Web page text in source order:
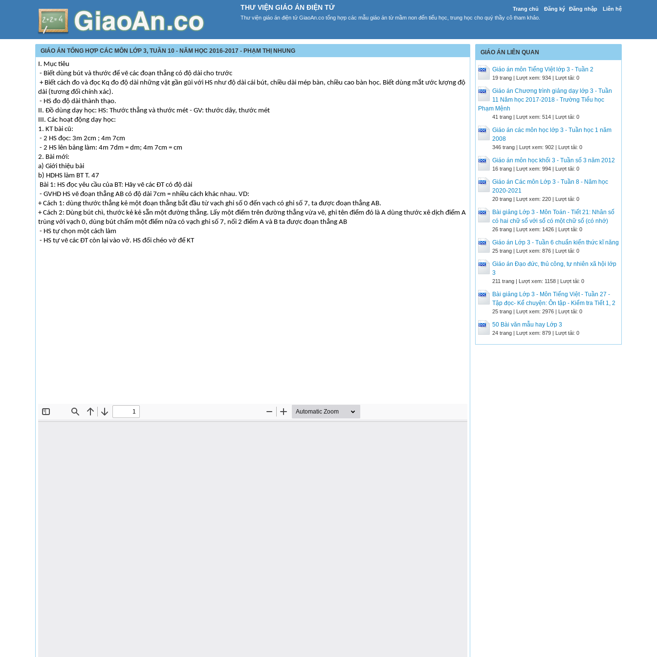
Trang chủ Đăng ký Đăng nhập Liên hệ
THƯ VIỆN GIÁO ÁN ĐIỆN TỬ
Thư viện giáo án điện tử GiaoAn.co tổng hợp các mẫu giáo án từ mầm non đến tiểu học, trung học cho quý thầy cô tham khảo.
GIÁO ÁN TỔNG HỢP CÁC MÔN LỚP 3, TUẦN 10 - NĂM HỌC 2016-2017 - PHẠM THỊ NHUNG
I. Mục tiêu
- Biết dùng bút và thước để vẽ các đoạn thẳng có độ dài cho trước
+ Biết cách đo và đọc Kq đo độ dài những vật gần gũi với HS như độ dài cái bút, chiều dài mép bàn, chiều cao bàn học. Biết dùng mắt ước lượng độ
dài (tương đối chính xác).
- HS đo độ dài thành thạo.
II. Đồ dùng dạy học: HS: Thước thẳng và thước mét - GV: thước dây, thước mét
III. Các hoạt động dạy học:
1. KT bài cũ:
- 2 HS đọc: 3m 2cm ; 4m 7cm
- 2 HS lên bảng làm: 4m 7dm = dm; 4m 7cm = cm
2. Bài mới:
a) Giới thiệu bài
b) HDHS làm BT T. 47
Bài 1: HS đọc yêu cầu của BT: Hãy vẽ các ĐT có độ dài
- GVHD HS vẽ đoạn thẳng AB có độ dài 7cm = nhiều cách khác nhau. VD:
+ Cách 1: dùng thước thẳng kẻ một đoạn thẳng bắt đầu từ vạch ghi số 0 đến vạch có ghi số 7, ta được đoạn thẳng AB.
+ Cách 2: Dùng bút chì, thước kẻ kẻ sẵn một đường thẳng. Lấy một điểm trên đường thẳng vừa vẽ, ghi tên điểm đó là A dùng thước xê dịch điểm A
trùng với vạch 0, dùng bút chấm một điểm nữa có vạch ghi số 7, nối 2 điểm A và B ta được đoạn thẳng AB
- HS tự chọn một cách làm
- HS tự vẽ các ĐT còn lại vào vở. HS đổi chéo vở để KT
GIÁO ÁN LIÊN QUAN
Giáo án môn Tiếng Việt lớp 3 - Tuần 2
19 trang | Lượt xem: 934 | Lượt tải: 0
Giáo án Chương trình giảng dạy lớp 3 - Tuần
11 Năm học 2017-2018 - Trường Tiểu học
Phạm Mệnh
41 trang | Lượt xem: 514 | Lượt tải: 0
Giáo án các môn học lớp 3 - Tuần học 1 năm
2008
346 trang | Lượt xem: 902 | Lượt tải: 0
Giáo án môn học khối 3 - Tuần số 3 năm 2012
16 trang | Lượt xem: 994 | Lượt tải: 0
Giáo án Các môn Lớp 3 - Tuần 8 - Năm học
2020-2021
20 trang | Lượt xem: 220 | Lượt tải: 0
Bài giảng Lớp 3 - Môn Toán - Tiết 21: Nhân số
có hai chữ số với số có một chữ số (có nhớ)
26 trang | Lượt xem: 1426 | Lượt tải: 0
Giáo án Lớp 3 - Tuần 6 chuẩn kiến thức kĩ năng
25 trang | Lượt xem: 876 | Lượt tải: 0
Giáo án Đạo đức, thủ công, tự nhiên xã hội lớp
3
211 trang | Lượt xem: 1158 | Lượt tải: 0
Bài giảng Lớp 3 - Môn Tiếng Việt - Tuần 27 -
Tập đọc- Kể chuyện: Ôn tập - Kiểm tra Tiết 1, 2
25 trang | Lượt xem: 2976 | Lượt tải: 0
50 Bài văn mẫu hay Lớp 3
24 trang | Lượt xem: 879 | Lượt tải: 0